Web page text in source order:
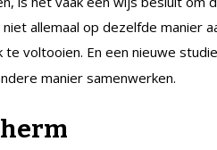
allemaal op dezelfde manier
voltooien. En een nieuwe studie
manier samenwerken.